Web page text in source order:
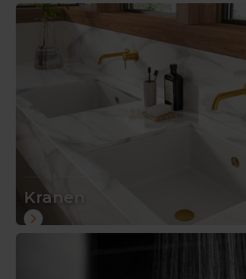
Kranen